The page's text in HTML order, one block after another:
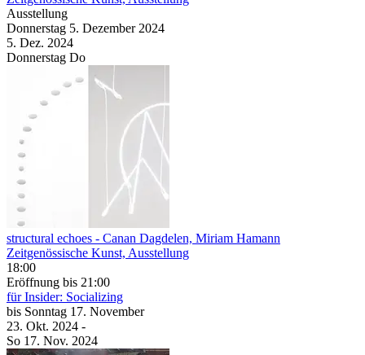
Ausstellung
Donnerstag 5. Dezember 2024
5. Dez. 2024
Donnerstag Do
structural echoes - Canan Dagdelen, Miriam Hamann
Zeitgenössische Kunst, Ausstellung
18:00
Eröffnung bis 21:00
für Insider: Socializing
bis Sonntag 17. November
23. Okt. 2024 -
So 17. Nov. 2024